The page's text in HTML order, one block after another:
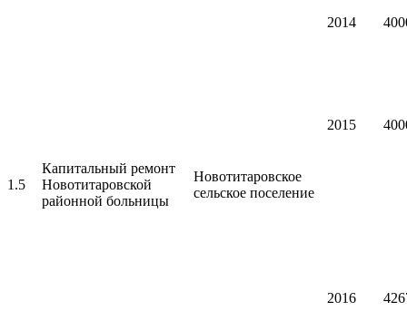
1.5
Капитальный ремонт
Новотитаровской
районной больницы
Новотитаровское
сельское поселение
2014
2015
2016